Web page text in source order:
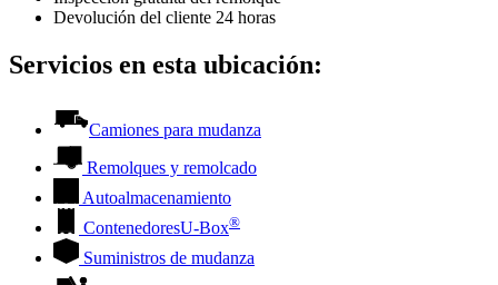
Devolución del cliente 24 horas
Servicios en esta ubicación:
Camiones para mudanza
Remolques y remolcado
Autoalmacenamiento
ContenedoresU-Box®
Suministros de mudanza